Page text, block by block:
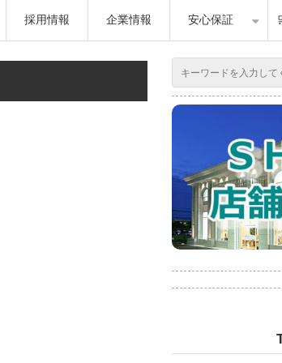
採用情報 企業情報 安心保証